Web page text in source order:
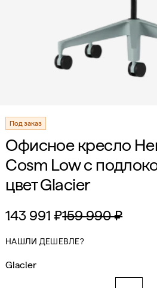
Под заказ
Офисное кресло
Cosm Low с
цвет Glacier
143 991 ₽159 990 ₽
НАШЛИ ДЕШЕВЛЕ?
Glacier